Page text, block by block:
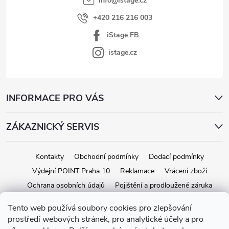
Tento web používá soubory cookies pro zlepšování
prostředí webových stránek, pro analytické účely a pro
+420 216 216 003
iStage FB
istage.cz
INFORMACE PRO VÁS
ZÁKAZNICKÝ SERVIS
Kontakty Obchodní podmínky
Dodací podmínky
Výdejní POINT Praha 10
Reklamace
Vrácení zboží
Ochrana osobních údajů
Pojištění a prodloužené záruka
Copyright 2026iStage.cz. Všechna práva vyhrazena.Upravit nastavení